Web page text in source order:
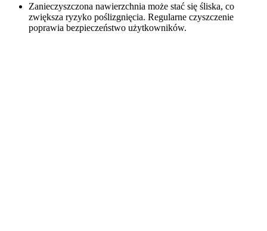
Zanieczyszczona nawierzchnia może stać się śliska, co
zwiększa ryzyko poślizgnięcia. Regularne czyszczenie
poprawia bezpieczeństwo użytkowników.